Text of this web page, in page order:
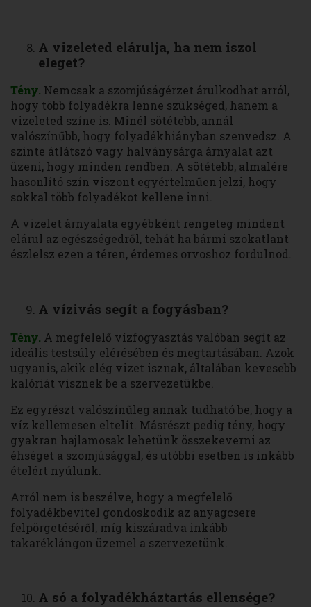
A vizeleted elárulja, ha nem iszol
eleget?
Tény. Nemcsak a szomjúságérzet árulkodhat arról,
hogy több folyadékra lenne szükséged, hanem a
vizeleted színe is. Minél sötétebb, annál
valószínűbb, hogy folyadékhiányban szenvedsz. A
szinte átlátszó vagy halványsárga árnyalat azt
üzeni, hogy minden rendben. A sötétebb, almalére
hasonlító szín viszont egyértelműen jelzi, hogy
sokkal több folyadékot kellene inni.
A vizelet árnyalata egyébként rengeteg mindent
elárul az egészségedről, tehát ha bármi szokatlant
észlelsz ezen a téren, érdemes orvoshoz fordulnod.
A vízivás segít a fogyásban?
Tény. A megfelelő vízfogyasztás valóban segít az
ideális testsúly elérésében és megtartásában. Azok
ugyanis, akik elég vizet isznak, általában kevesebb
kalóriát visznek be a szervezetükbe.
Ez egyrészt valószínűleg annak tudható be, hogy a
víz kellemesen eltelít. Másrészt pedig tény, hogy
gyakran hajlamosak lehetünk összekeverni az
éhséget a szomjúsággal, és utóbbi esetben is inkább
ételért nyúlunk.
Arról nem is beszélve, hogy a megfelelő
folyadékbevitel gondoskodik az anyagcsere
felpörgetéséről, míg kiszáradva inkább
takaréklángon üzemel a szervezetünk.
A só a folyadékháztartás ellensége?